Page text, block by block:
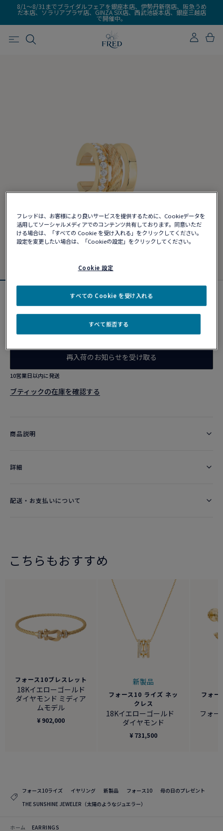
8/1～8/31までブライダルフェアを銀座本店、伊勢丹新宿店、阪急うめ
だ本店、ソラリアプラザ店、GINZA SIX店、西武池袋本店、銀座三越店
で開催中。
フォース10 イヤリング
再入荷のお知らせを受け取る​
10営業日以内に発送
ブティックの在庫を確認する​
商品説明
詳細​
配送・お支払いについて
こちらもおすすめ
フォース10ブレスレット
18Kイエローゴールド
ダイヤモンド ミディア
ムモデル
¥ 902,000
新製品
フォース10 ライズ ネッ
クレス
18Kイエローゴールド
ダイヤモンド
¥ 731,500
フォー
フォー
フォース10ライズ イヤリング 新製品 フォース10
母の日のプレゼント
THE SUNSHINE JEWELER（太陽のようなジュエラー）
ホーム EARRINGS
フレッドは、お客様により良いサービスを提供するために、Cookieデータを
活用してソーシャルメディアでのコンテンツ共有しております。同意いただ
ける場合は、「すべての Cookie を受け入れる」をクリックしてください。
設定を変更したい場合は、「Cookieの設定」をクリックしてください。
Cookie 設定
すべて拒否する
すべての Cookie を受け入れる